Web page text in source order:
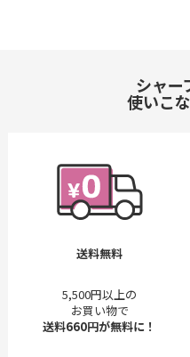
シャー
使いこ
送料無料
5,500円以上の
お買い物で
送料660円が無料に！